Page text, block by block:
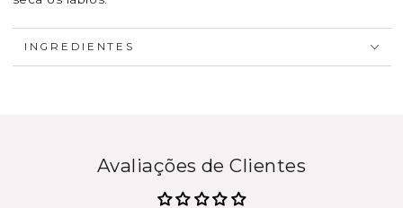
INGREDIENTES
Avaliações de Clientes